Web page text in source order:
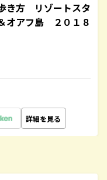
き方 リゾートスタ
オアフ島 ２０１８
詳細を見る